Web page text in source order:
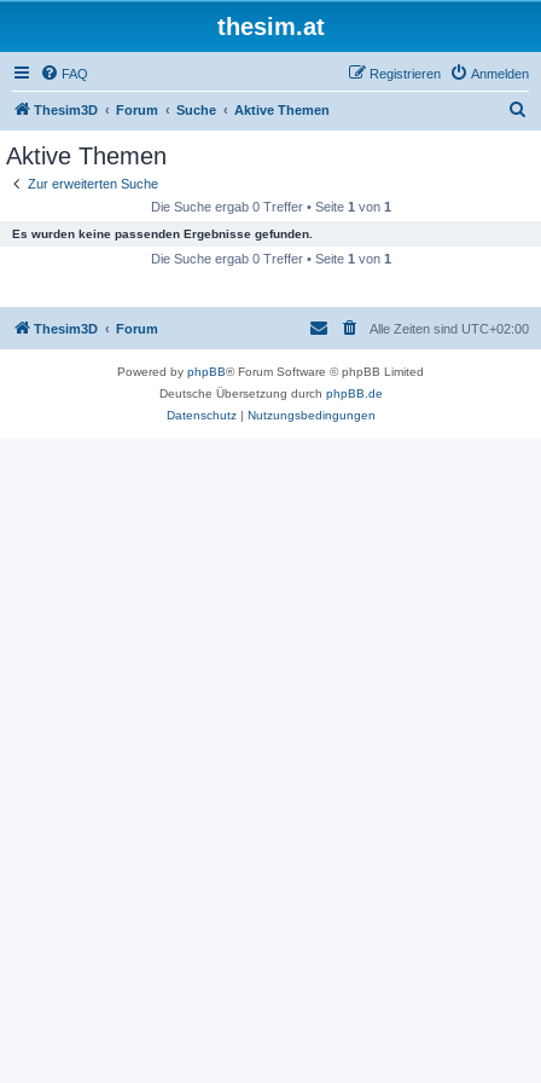
thesim.at
FAQ Anmelden
Registrieren
Thesim3D Forum Suche Aktive Themen
Aktive Themen
Zur erweiterten Suche
Die Suche ergab 0 Treffer • Seite 1 von 1
Es wurden keine passenden Ergebnisse gefunden.
Die Suche ergab 0 Treffer • Seite 1 von 1
Thesim3D Forum Alle Zeiten sind UTC+02:00
Powered by phpBB® Forum Software © phpBB Limited
Deutsche Übersetzung durch phpBB.de
Datenschutz| Nutzungsbedingungen